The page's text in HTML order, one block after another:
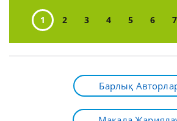
1 2 3 4 5 6 7
Барлық